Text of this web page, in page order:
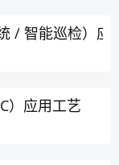
/ 智能巡检）应
）应用工艺